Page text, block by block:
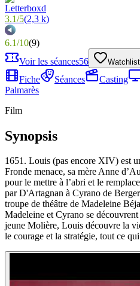
3.1/5(2,3 k)
6.1/10(9)
Voir les séances56 Watchlist
Fiche Séances Casting
Palmarès
Film
Synopsis
1651. Louis (pas encore XIV) est
Fronde menace, sa mère Anne
pour le mettre à l’abri et le
par D'Artagnan à Cyrano de
troupe de théâtre de Madeleine
Madeleine et Cyrano se
jeune Molière, Louis découvre la
le courage et la stratégie, tout ce